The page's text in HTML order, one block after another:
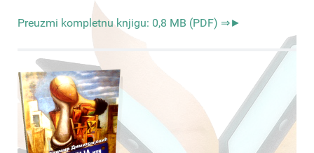
Preuzmi kompletnu knjigu: 0,8 MB (PDF) ⇒►